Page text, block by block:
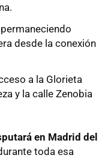
desde la conexión
a la Glorieta
y la calle Zenobia
en Madrid del
toda esa